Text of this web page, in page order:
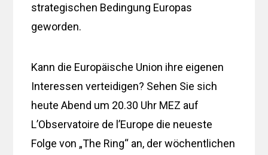
strategischen Bedingung Europas
geworden.
Kann die Europäische Union ihre eigenen
Interessen verteidigen? Sehen Sie sich
heute Abend um 20.30 Uhr MEZ auf
L’Observatoire de l’Europe die neueste
Folge von „The Ring“ an, der wöchentlichen